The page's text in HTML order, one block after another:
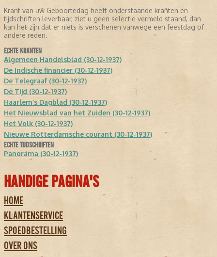
Krant van uw Geboortedag heeft onderstaande kranten en
tijdschriften leverbaar, ziet u geen selectie vermeld staand, dan
kan het zijn dat er niets is verschenen vanwege een feestdag of
andere reden.
ECHTE KRANTEN
Algemeen Handelsblad (30-12-1937)
De Indische financier (30-12-1937)
De Telegraaf (30-12-1937)
De Tijd (30-12-1937)
Haarlem’s Dagblad (30-12-1937)
Het Nieuwsblad van het Zuiden (30-12-1937)
Het Volk (30-12-1937)
Nieuwe Rotterdamsche courant (30-12-1937)
ECHTE TIJDSCHRIFTEN
Panorama (30-12-1937)
HANDIGE PAGINA'S
HOME
KLANTENSERVICE
SPOEDBESTELLING
OVER ONS